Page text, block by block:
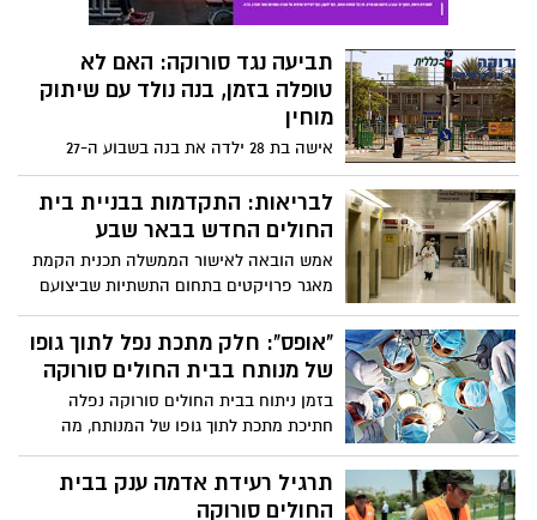
תביעה נגד סורוקה: האם לא
טופלה בזמן, בנה נולד עם שיתוק
מוחין
אישה בת 28 ילדה את בנה בשבוע ה-27
להריון עם שיתוק מוחין. היא טוענת שטיפול
אנטיביוטי בזמן היה מונע מבנה להידבק
בזיהום ולהיפגע, ולכן החליטה לתבוע. ומה
לבריאות: התקדמות בבניית בית
החולים החדש בבאר שבע
אמש הובאה לאישור הממשלה תכנית הקמת
מאגר פרויקטים בתחום התשתיות שביצועם
יחל בשנים 2017-2021. זאת לאור התעניינותה
של חברת ניהול הנכסים וההשקעות הגדולה
בעולם – בלקרוק, בהשקעות לטווח ארוך
מהפרויקטים הוא הקמת בית חולים חדש
בבאר שבע.
"אופס": חלק מתכת נפל לתוך גופו
של מנותח בבית החולים סורוקה
בזמן ניתוח בבית החולים סורוקה נפלה
חתיכת מתכת לתוך גופו של המנותח, מה
שהוביל לסגירת חדר הניתוח עד לתיקון
הבעיה.
תרגיל רעידת אדמה ענק בבית
החולים סורוקה